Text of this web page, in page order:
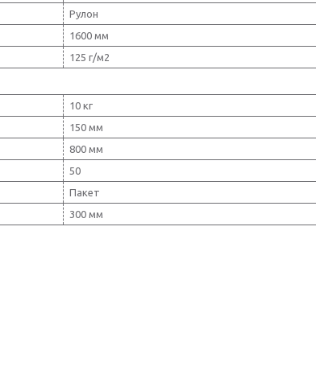
Рулон
1600 мм
125 г/м2
10 кг
150 мм
800 мм
50
Пакет
300 мм